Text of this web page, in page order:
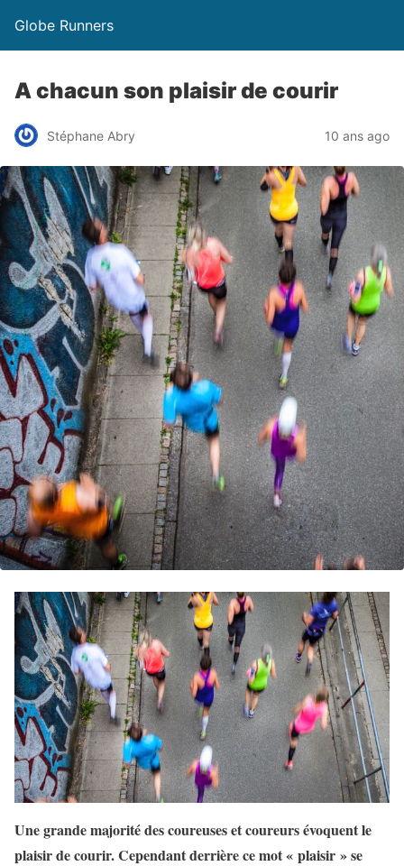
Globe Runners
A chacun son plaisir de courir
Stéphane Abry 10 ans ago
Une grande majorité des coureuses et coureurs évoquent le
plaisir de courir. Cependant derrière ce mot « plaisir » se